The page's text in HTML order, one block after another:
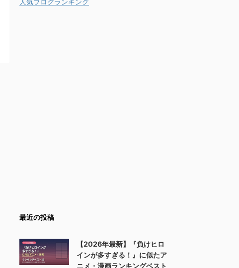
人気ブログランキング
最近の投稿
【2026年最新】『負けヒロ
インが多すぎる！』に似たア
ニメ・漫画ランキングベスト